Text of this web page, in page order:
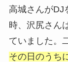
高城さんがDJ
時、沢尻さん
ていました。
その日のうち